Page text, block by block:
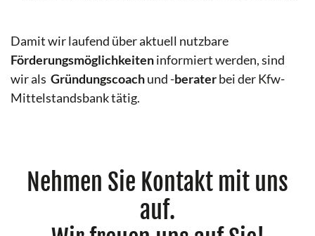
Damit wir laufend über aktuell nutzbare
Förderungsmöglichkeiteninformiert werden, sind
wir als Gründungscoachund -beraterbei der Kfw-
Mittelstandsbank tätig.
Nehmen Sie Kontakt mit uns
auf.